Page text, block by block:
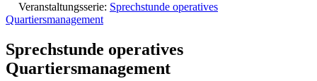
Veranstaltungsserie: Sprechstunde operatives
Quartiersmanagement
Sprechstunde operatives
Quartiersmanagement